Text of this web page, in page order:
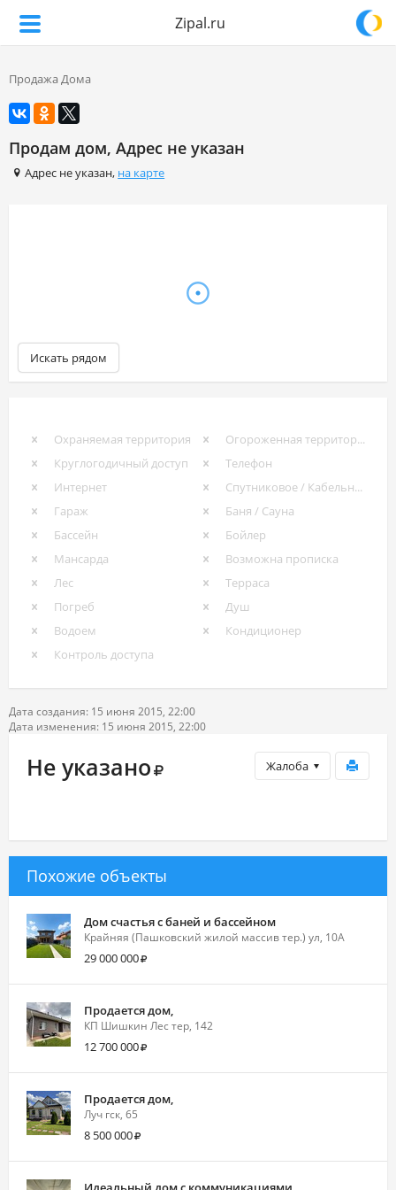
Zipal.ru
Продажа Дома
Продам дом, Адрес не указан
Адрес не указан, на карте
Искать рядом
Охраняемая территория
Огороженная территория
Круглогодичный доступ
Телефон
Интернет
Спутниковое / Кабельное ТВ
Гараж
Баня / Сауна
Бассейн
Бойлер
Мансарда
Возможна прописка
Лес
Терраса
Погреб
Душ
Водоем
Кондиционер
Контроль доступа
Дата создания: 15 июня 2015, 22:00
Дата изменения: 15 июня 2015, 22:00
Жалоба
Не указано
Похожие объекты
Дом счастья с баней и бассейном
Крайняя (Пашковский жилой массив тер.) ул, 10А
29 000 000
Продается дом,
КП Шишкин Лес тер, 142
12 700 000
Продается дом,
Луч гск, 65
8 500 000